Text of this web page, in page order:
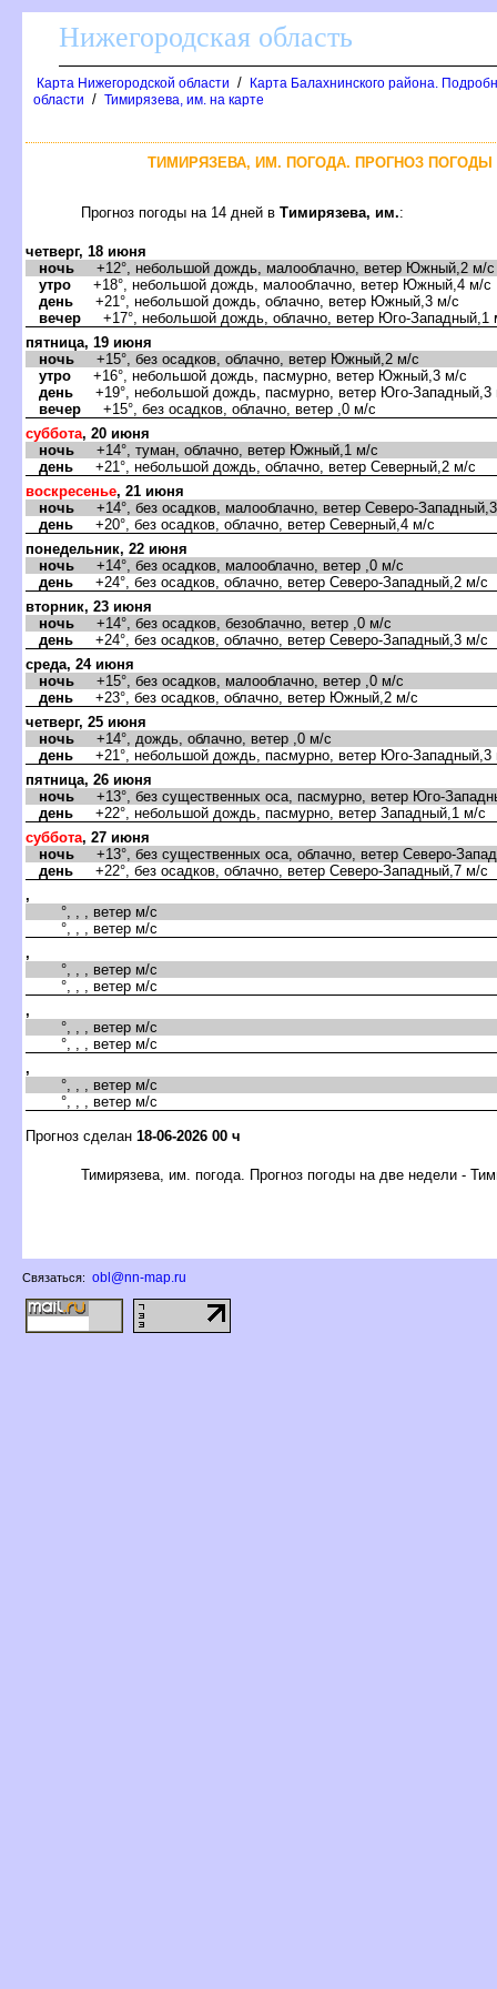
Нижегородская область
Карта Нижегородской области /
Карта Балахнинского района.
области / Тимирязева, им. на карте
ТИМИРЯЗЕВА, ИМ. ПОГОДА. ПРОГНОЗ
Прогноз погоды на 14 дней Тимирязева, им.:
четверг, 18 июня
ночь +12°, небольшой дождь, малооблачно, ветер Южный,2 м/с
утро +18°, небольшой дождь, малооблачно, ветер Южный,4 м/с
день +21°, небольшой дождь, облачно, ветер Южный,3 м/с
ечер +17°, небольшой дождь, облачно, ветер Юго-Западный,1
пятница, 19 июня
ночь +15°, без осадков, облачно, ветер Южный,2 м/с
утро +16°, небольшой дождь, пасмурно, ветер Южный,3 м/с
день +19°, небольшой дождь, пасмурно, ветер Юго-Западный,3
ечер +15°, без осадков, облачно, ветер ,0 м/с
суббота, 20 июня
ночь +14°, туман, облачно, ветер Южный,1 м/с
день +21°, небольшой дождь, облачно, ветер Северный,2 м/с
оскресенье, 21 июня
ночь +14°, без осадков, малооблачно, ветер Северо-
день +20°, без осадков, облачно, ветер Северный,4 м/с
понедельник, 22 июня
ночь +14°, без осадков, малооблачно, ветер ,0 м/с
день +24°, без осадков, облачно, ветер Северо-Западный,2 м/с
торник, 23 июня
ночь +14°, без осадков, безоблачно, ветер ,0 м/с
день +24°, без осадков, облачно, ветер Северо-Западный,3 м/с
среда, 24 июня
ночь +15°, без осадков, малооблачно, ветер ,0 м/с
день +23°, без осадков, облачно, ветер Южный,2 м/с
четверг, 25 июня
ночь +14°, дождь, облачно, ветер ,0 м/с
день +21°, небольшой дождь, пасмурно, ветер Юго-Западный,3
пятница, 26 июня
ночь +13°, без существенных оса, пасмурно, ветер Юго-
день +22°, небольшой дождь, пасмурно, ветер Западный,1 м/с
суббота, 27 июня
ночь +13°, без существенных оса, облачно, ветер Северо-
день +22°, без осадков, облачно, ветер Северо-Западный,7 м/с
,
°, , , ветер м/с
°, , , ветер м/с
,
°, , , ветер м/с
°, , , ветер м/с
,
°, , , ветер м/с
°, , , ветер м/с
,
°, , , ветер м/с
°, , , ветер м/с
Прогноз сделан 18-06-2026 00 ч
Тимирязева, им. погода. Прогноз погоды на две недели -
Связаться: obl@nn-map.ru